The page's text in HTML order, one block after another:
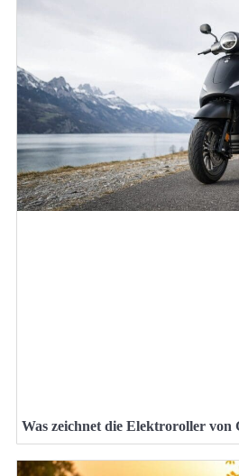
Was zeichnet die Elektroroller von